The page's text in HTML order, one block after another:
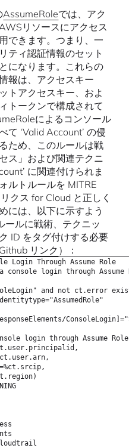
AssumeRoleでは、アク
リソースにアクセス
できます。つまり、一
ティ認証情報のセット
になります。これらの
報は、アクセスキー
トアクセスキー、およ
トークンで構成されて
によるコンソール
て ‘Valid Account’ の侵
ため、このルールは戦
ス」および関連テクニ
に関連付けられま
ルトルールを MITRE
クス for Cloud と正しく
には、以下に示すよう
ールに戦術、テクニッ
ID をタグ付けする必要
Github リンク ）：
Login Through Assume Role
console login through Assume
and not ct.error
login through Assume Role